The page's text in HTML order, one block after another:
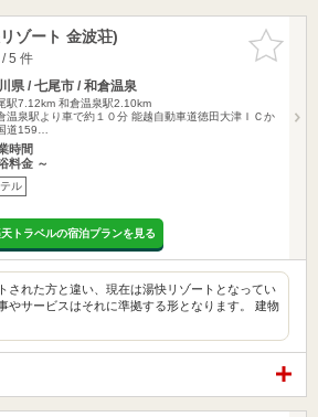
お気に入
りに追加
ゾート 金波荘)
5 件
県 / 七尾市 / 和倉温泉
駅7.12km 和倉温泉駅2.10km
温泉駅より車で約１０分 能越自動車道徳田大津ＩＣか
道159…
時間
料金 ～
ル
トラベルの宿泊プランを見る
された方と違い、現在は湯快リゾートとなってい
やサービスはそれに準拠する形となります。 建物